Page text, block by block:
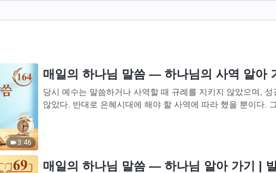
3:46
매일의 하나님 말씀 ― 하나님의 사역 알아
당시 예수는 말씀하거나 사역할 때 규례를 지키지 않았으며,
않았다. 반대로 은혜시대에 해야 할 사역에 따라 했을 뿐이다.
매일의 하나님 말씀 ― 하나님 알아 가기 |